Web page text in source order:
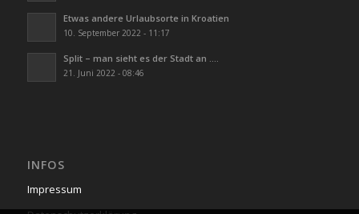
Etwas andere Urlaubsorte in Kroatien
10. September 2022 - 11:17
Split – man sieht es der Stadt an ….
21. Juni 2022 - 08:46
INFOS
Impressum